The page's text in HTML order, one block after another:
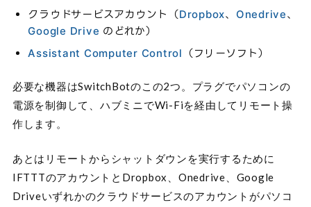
クラウドサービスアカウント（Dropbox、 Onedrive、
Google Drive のどれか）
Assistant Computer Control
（フリーソフト）
必要な機器はSwitchBotのこの2つ。プラグでパソコンの
電源を制御して、ハブミニでWi-Fiを経由してリモート操
作します。
あとはリモートからシャットダウンを実行するために
IFTTTのアカウントとDropbox、Onedrive、Google
Driveいずれかのクラウドサービスのアカウントがパソコ